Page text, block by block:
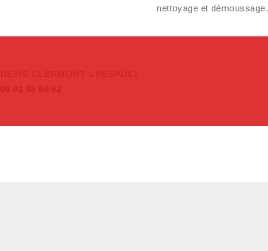
nettoyage et démoussage.